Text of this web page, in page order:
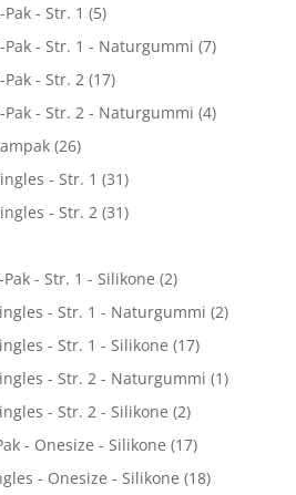
- Str. 1 (5)
Pak - Str. 1 - Naturgummi (7)
- Str. 2 (17)
Pak - Str. 2 - Naturgummi (4)
(26)
- Str. 1 (31)
- Str. 2 (31)
- Str. 1 - Silikone (2)
- Str. 1 - Naturgummi (2)
- Str. 1 - Silikone (17)
- Str. 2 - Naturgummi (1)
- Str. 2 - Silikone (2)
- Onesize - Silikone (17)
- Onesize - Silikone (18)